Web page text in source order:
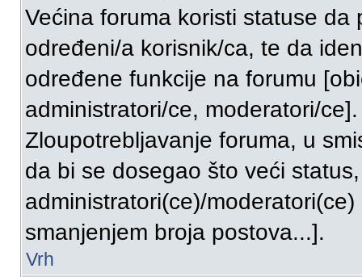
Većina foruma koristi statuse
određeni/a korisnik/ca, te da
određene funkcije na forumu
administratori/ce, moderatori/ce].
Zloupotrebljavanje foruma, u
da bi se dosegao što veći
administratori(ce)/
smanjenjem broja postova...].
Vrh